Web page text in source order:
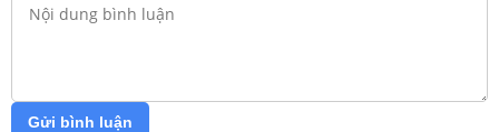
Gửi bình luận